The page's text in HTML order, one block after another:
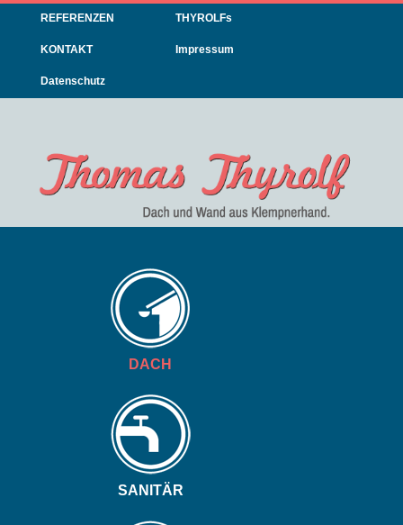
überspringen
REFERENZEN THYROLFs
KONTAKT Impressum
Datenschutz
DACH
SANITÄR